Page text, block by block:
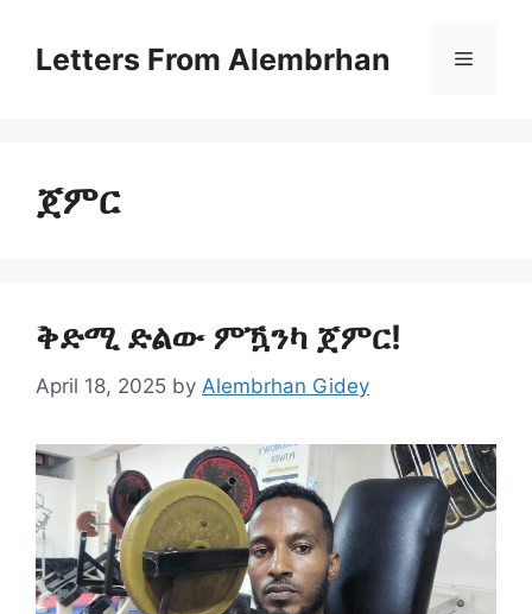
contentLetters From Alembrhan Menu
ጀምር
ቅድሚ ድልው ምዃንካ ጀምር!
April 18, 2025 by Alembrhan Gidey